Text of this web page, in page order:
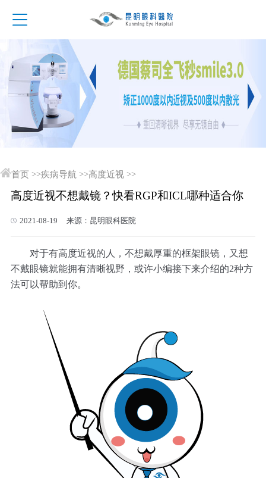
首页 >>疾病导航 >>高度近视 >>
高度近视不想戴镜？快看RGP和ICL哪种适合你
2021-08-19 来源：昆明眼科医院
对于有高度近视的人，不想戴厚重的框架眼镜，又想
不戴眼镜就能拥有清晰视野，或许小编接下来介绍的2种方
法可以帮助到你。